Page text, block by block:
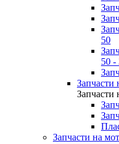
50
50 -
Запчасти на